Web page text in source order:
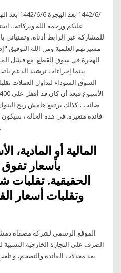
عليكم ورحمة الله وبركاته،،
للمشاركة عبر الرابط أدناه، وتمنياتي
الهجرة في سوق القطع: مع فشل
بينما إجراءات ترشيد الدعم
السوق السوداء لتداول العملات
صائب ، كذلك يرتفع هامش ربح
فائدة متغيرة. في هذه الحالة ، سيكون
في مأمن من تقلبات أسعار الفائدة.
المالية أو المادية،
بأسعار تفوق
الحقيقية. تقلبات
وتقلبات أسعار
الموقع الرسمي لشركة مصفاة
الصرف على التجارة الخارجية النسبية